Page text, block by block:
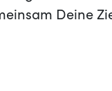
Deine